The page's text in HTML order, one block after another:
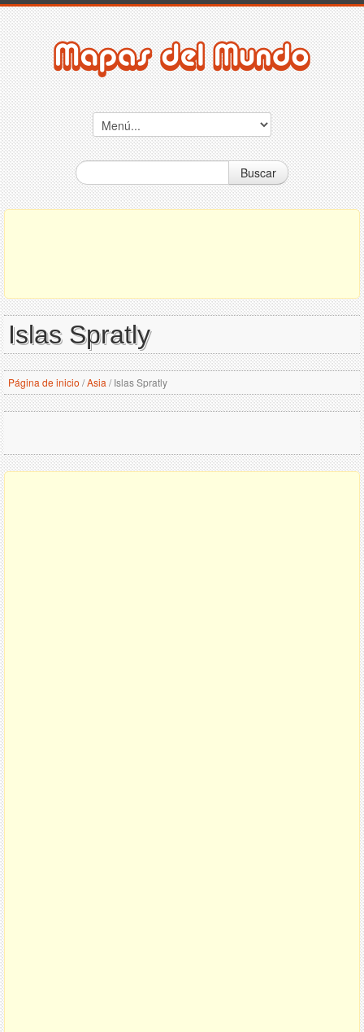
Buscar
Islas Spratly
Página de inicio /Asia /Islas Spratly